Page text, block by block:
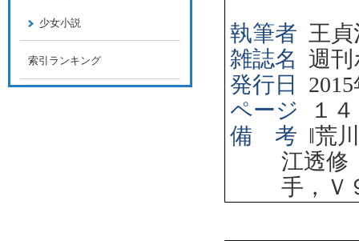
執筆者 王
雑誌名
週
発行日
2015
ページ
１
備 考 ‖荒
江透修
手，Ｖ
少女小説
索引ランキング